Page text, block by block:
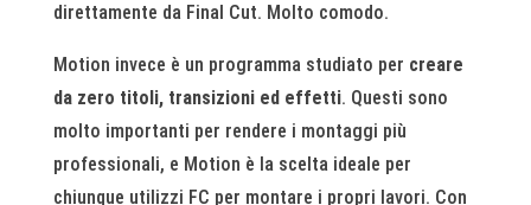
direttamente da Final Cut. Molto comodo.
Motion invece è un programma studiato per creare
da zero titoli, transizioni ed effetti. Questi sono
molto importanti per rendere i montaggi più
professionali, e Motion è la scelta ideale per
chiunque utilizzi FC per montare i propri lavori. Con